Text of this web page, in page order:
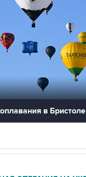
в Бристоле